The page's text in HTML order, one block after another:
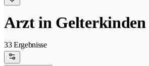
Arzt in Gelterkinden
33 Ergebnisse